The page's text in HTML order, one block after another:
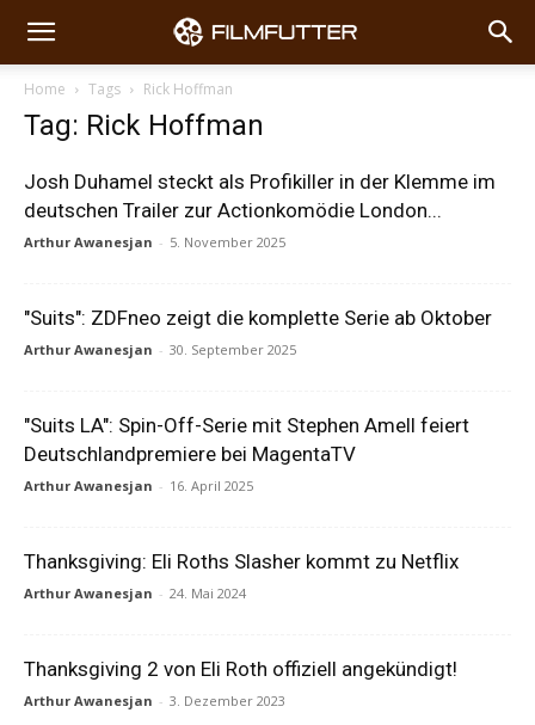
Home Tags Rick Hoffman
Tag: Rick Hoffman
Josh Duhamel steckt als Profikiller in der Klemme im
deutschen Trailer zur Actionkomödie London...
Arthur Awanesjan - 5. November 2025
"Suits": ZDFneo zeigt die komplette Serie ab Oktober
Arthur Awanesjan - 30. September 2025
"Suits LA": Spin-Off-Serie mit Stephen Amell feiert
Deutschlandpremiere bei MagentaTV
Arthur Awanesjan - 16. April 2025
Thanksgiving: Eli Roths Slasher kommt zu Netflix
Arthur Awanesjan - 24. Mai 2024
Thanksgiving 2 von Eli Roth offiziell angekündigt!
Arthur Awanesjan - 3. Dezember 2023